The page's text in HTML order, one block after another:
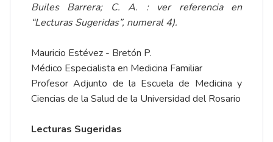
Builes Barrera; C. A. : ver referencia en
“Lecturas Sugeridas”, numeral 4).
Mauricio Estévez - Bretón P.
Médico Especialista en Medicina Familiar
Profesor Adjunto de la Escuela de Medicina y
Ciencias de la Salud de la Universidad del Rosario
Lecturas Sugeridas